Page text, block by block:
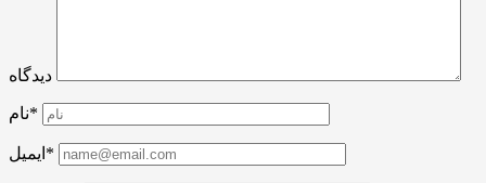
دیدگاه
نام*
ایمیل*